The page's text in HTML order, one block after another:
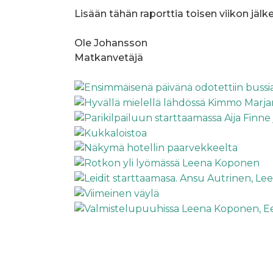
Lisään tähän raporttia toisen viikon
Ole Johansson
Matkanvetäjä